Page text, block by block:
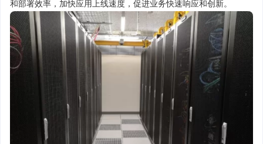
和部署效率，加快应用上线速度，促进业务快速响应和创新。